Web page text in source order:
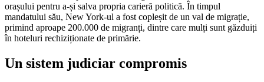
orașului pentru a-și salva propria carieră politică. În timpul
mandatului său, New York-ul a fost copleșit de un val de migrație,
primind aproape 200.000 de migranți, dintre care mulți sunt găzduiți
în hoteluri rechiziționate de primărie.
Un sistem judiciar compromis